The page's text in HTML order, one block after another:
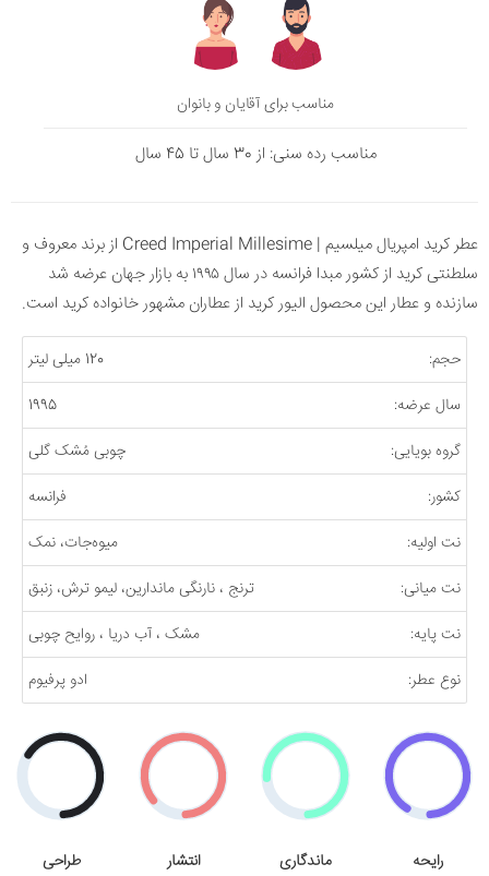
مناسب برای آقایان و بانوان
مناسب رده سنی: از 30 سال تا 45 سال
عطر کرید امپریال میلسیم | Creed Imperial Millesime از برند معروف و
سلطنتی کرید از کشور مبدا فرانسه در سال ۱۹۹۵ به بازار جهان عرضه شد
سازنده و عطار این محصول الیور کرید از عطاران مشهور خانواده کرید است.
حجم:
120 میلی لیتر
سال عرضه:
1995
گروه بویایی:
چوبی مُشک گلی
کشور:
فرانسه
نت اولیه:
میوه‌جات، نمک
نت میانی:
ترنج ، نارنگی ماندارین، لیمو ترش، زنبق
نت پایه:
مشک ، آب دریا ، روایح چوبی
نوع عطر:
ادو پرفیوم
رایحه ماندگاری انتشار طراحی